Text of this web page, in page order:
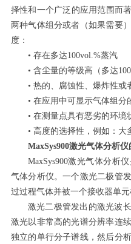
择性和一个广泛的应用范围而
两种气体组分或者（如果需要
度：
• 存在多达100vol.%蒸汽
• 含尘量的等级高（多达
• 热的、腐蚀性、爆炸性或
• 在应用中可显示气体组分
• 在测量点具有恶劣的环境
• 高度的选择性，例如：
MaxSys900激光气体分析
MaxSys900激光气体分析
气体分析仪。一个激光二极管
过过程气体并被一个接收器单元
激光二极管发出的激光波
激光以非常高的光谱分辨率连
独立的单行分子谱线，然后分